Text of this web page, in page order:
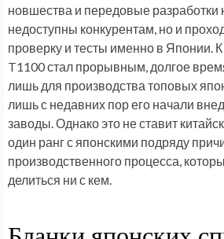
новшества и передовые разработки
недоступны конкурентам, но и
проверку и тесты именно в Японии.
T1100 стал прорывным, долгое
лишь для производства топовых
лишь с недавних пор его начали
заводы. Однако это не ставит
один ранг с японскими подряду
производственного процесса,
делиться ни с кем.